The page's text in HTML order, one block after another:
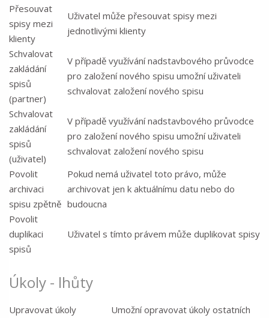
Přesouvat
spisy mezi
klienty
Uživatel může přesouvat spisy mezi
jednotlivými klienty
Schvalovat
zakládání
spisů
(partner)
V případě využívání nadstavbového průvodce
pro založení nového spisu umožní uživateli
schvalovat založení nového spisu
Schvalovat
zakládání
spisů
(uživatel)
V případě využívání nadstavbového průvodce
pro založení nového spisu umožní uživateli
schvalovat založení nového spisu
Povolit
archivaci
spisu zpětně
Pokud nemá uživatel toto právo, může
archivovat jen k aktuálnímu datu nebo do
budoucna
Povolit
duplikaci
spisů
Uživatel s tímto právem může duplikovat spisy
Úkoly - lhůty
Upravovat úkoly
Umožní opravovat úkoly ostatních